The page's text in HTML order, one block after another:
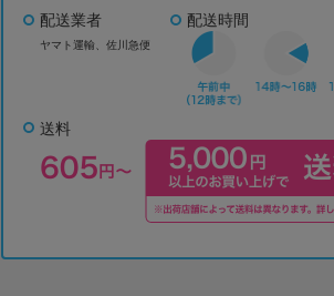
配送業者
ヤマト運輸、佐川急便
配送時間
送料